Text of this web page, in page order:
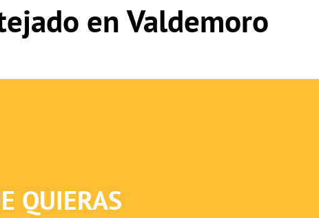
en Valdemoro
QUIERAS